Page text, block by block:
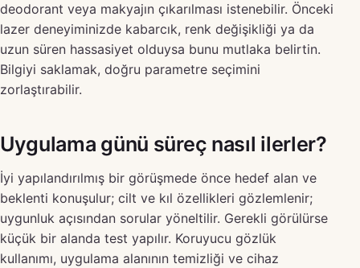
deodorant veya makyajın çıkarılması istenebilir. Önceki
lazer deneyiminizde kabarcık, renk değişikliği ya da
uzun süren hassasiyet olduysa bunu mutlaka belirtin.
Bilgiyi saklamak, doğru parametre seçimini
zorlaştırabilir.
Uygulama günü süreç nasıl ilerler?
İyi yapılandırılmış bir görüşmede önce hedef alan ve
beklenti konuşulur; cilt ve kıl özellikleri gözlemlenir;
uygunluk açısından sorular yöneltilir. Gerekli görülürse
küçük bir alanda test yapılır. Koruyucu gözlük
kullanımı, uygulama alanının temizliği ve cihaz